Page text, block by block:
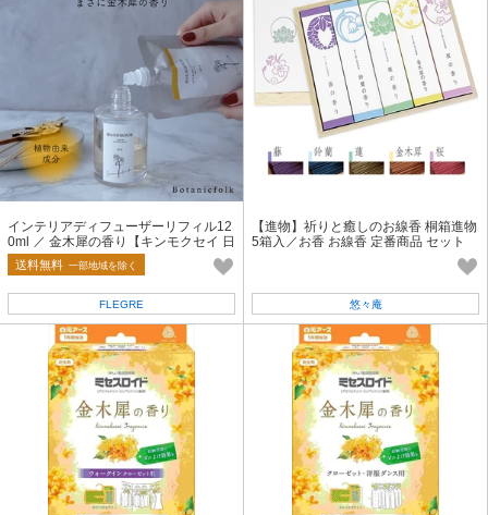
インテリアディフューザーリフィル12
0ml ／ 金木犀の香り【キンモクセイ 日
本製 詰め替え osmanthus】
送料無料 一部地域を除く
FLEGRE
【進物】祈りと癒しのお線香 桐箱進物
5箱入／お香 お線香 定番商品 セット
悠々庵